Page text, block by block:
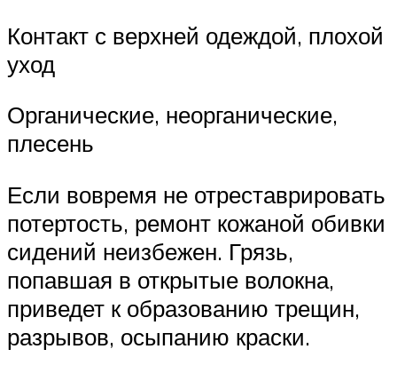
Контакт с верхней одеждой, плохой
уход
Органические, неорганические,
плесень
Если вовремя не отреставрировать
потертость, ремонт кожаной обивки
сидений неизбежен. Грязь,
попавшая в открытые волокна,
приведет к образованию трещин,
разрывов, осыпанию краски.